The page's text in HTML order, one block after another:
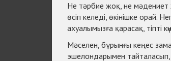
Не тәрбие жоқ, не мәдениет
өсіп келеді, өкінішке орай.
ахуалымызға қарасақ, тіпті
Мәселен, бұрынғы кеңес
эшелондарымен тайталасып,